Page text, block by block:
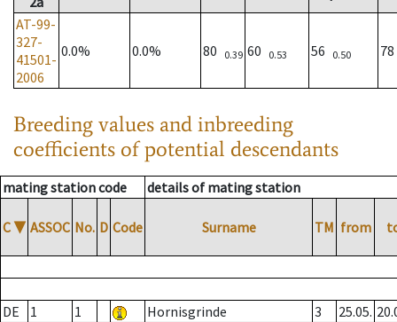
AT-99-
327-
41501-
2006
0.0% 0.0% 80 0.39 60 0.53 56 0.50
Breeding values and inbreeding
coefficients of potential descendants
mating station code details of mating station
C ▼ ASSOC No. D Code Surname TM from
DE 1 1 Hornisgrinde 3 25.05.